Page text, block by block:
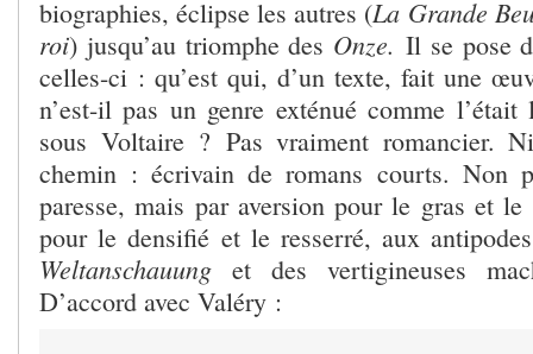
biographies, éclipse les autres (La Grande
roi) jusqu’au triomphe des Onze.Il se pose
celles-ci : qu’est qui, d’un texte, fait une
n’est-il pas un genre exténué comme
sous Voltaire ? Pas vraiment romancier.
chemin : écrivain de romans courts. Non
paresse, mais par aversion pour le gras et
pour le densifié et le resserré, aux
Weltanschauung et des vertigineuses
D’accord avec Valéry :